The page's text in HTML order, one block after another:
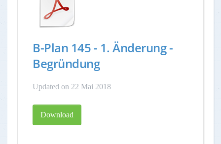
B-Plan 145 - 1. Änderung -
Begründung
Updated on 22 Mai 2018
Download